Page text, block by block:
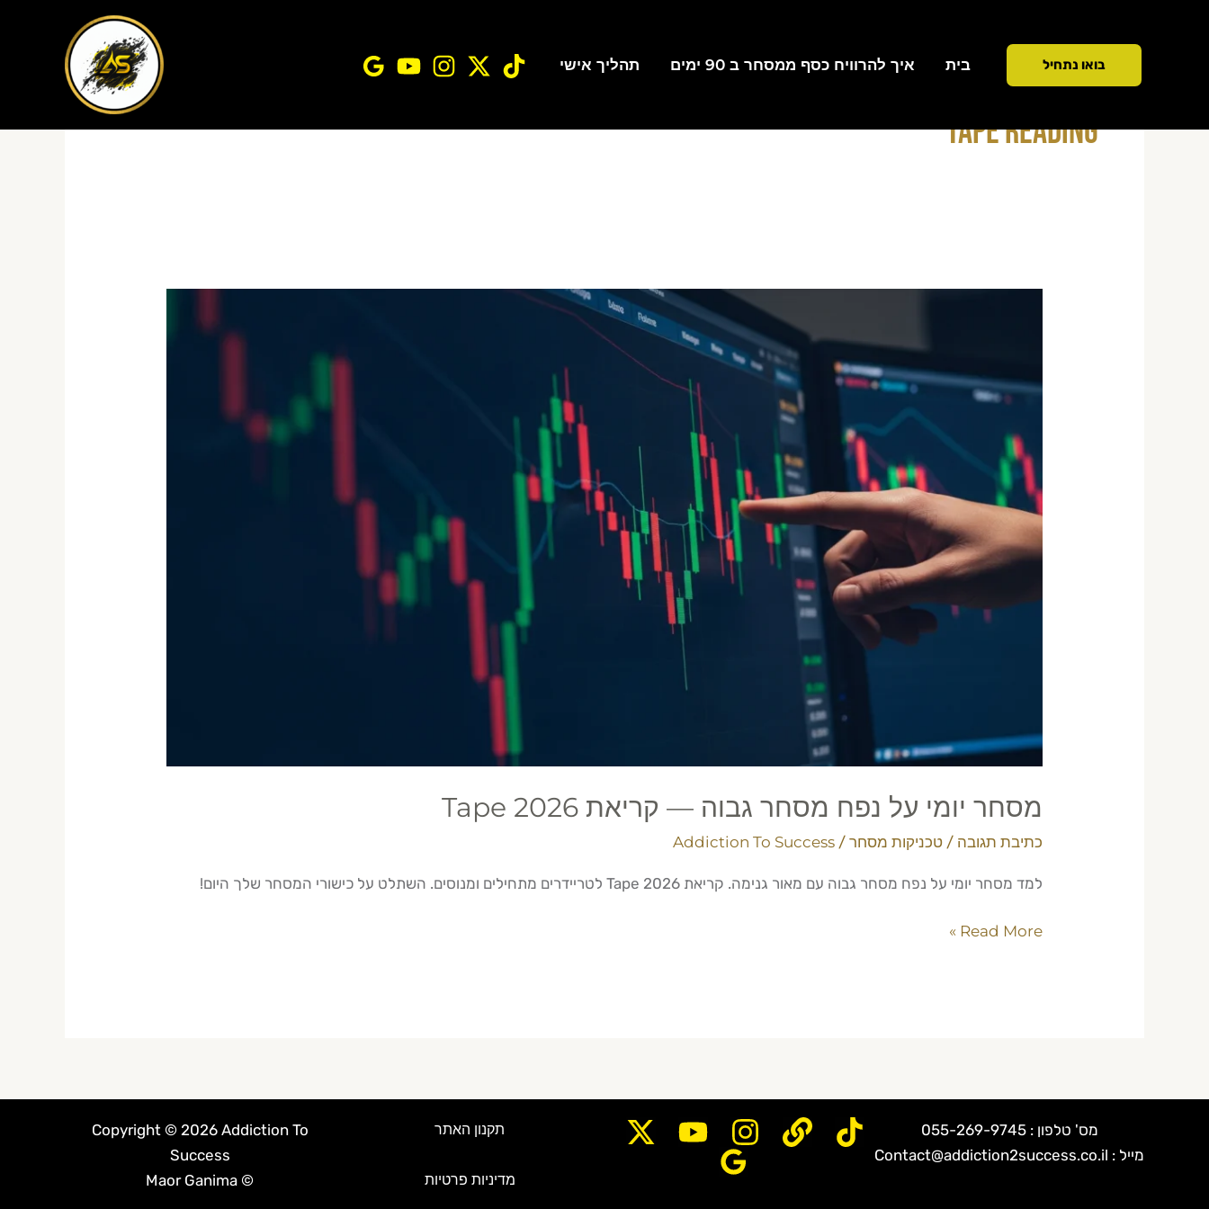
בואו נתחיל בית איך להרוויח כסף ממסחר ב 90 ימים תהליך אישי
Tape Reading
מסחר יומי על נפח מסחר גבוה — קריאת Tape 2026
כתיבת תגובה /טכניקות מסחר /
Addiction To Success
למד מסחר יומי על נפח מסחר גבוה עם מאור גנימה. קריאת Tape 2026 לטריידרים מתחילים ומנוסים. השתלט על כישורי המסחר שלך היום!
מסחר
—
קריאת
Tape
2026
Read More »
מס' טלפון : 055-269-9745
מייל : Contact@addiction2success.co.il
תקנון האתר
מדיניות פרטיות
Copyright © 2026 Addiction To
Success
© Maor Ganima